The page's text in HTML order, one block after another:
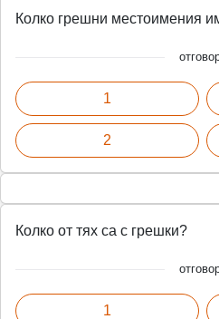
Колко грешни местоимения
1
2
Колко от тях са с грешки?
1